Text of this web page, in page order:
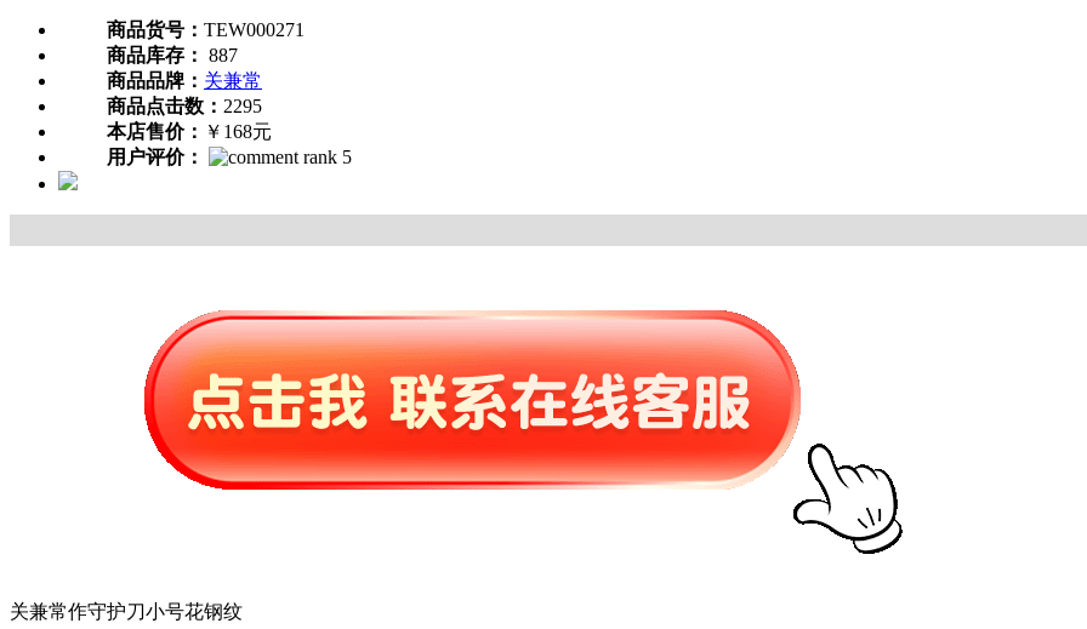
商品货号： TEW000271
商品库存： 887
商品品牌： 关兼常
商品点击数： 2295
本店售价： ￥168元
用户评价：
关兼常作守护刀小号花钢纹